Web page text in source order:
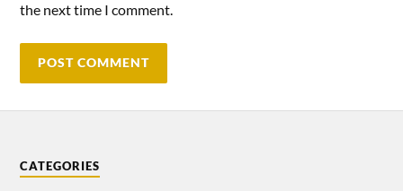
the next time I comment.
CATEGORIES